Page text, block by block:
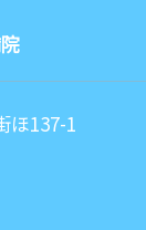
ほ137-1